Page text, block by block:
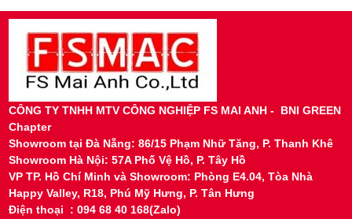
CÔNG TY TNHH MTV CÔNG NGHIỆP FS MAI ANH - BNI GREEN
Chapter
Showroom tạiĐà Nẵng: 86/15 Phạm Nhữ Tăng, P. Thanh Khê
Showroom Hà Nội: 57A Phố Vệ Hồ, P. Tây Hồ
VP TP. Hồ Chí Minh và Showroom: Phòng E4.04, Tòa Nhà
Happy Valley, R18, Phú Mỹ Hưng, P. Tân Hưng
Điện thoại : 094 68 40 168(Zalo)